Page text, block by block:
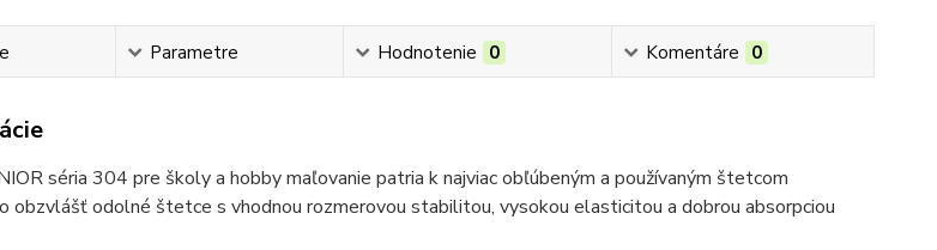
Parametre Hodnotenie 0 Komentáre 0
séria 304 pre školy a hobby maľovanie patria k najviac obľúbeným a používaným štetcom
obzvlášť odolné štetce s vhodnou rozmerovou stabilitou, vysokou elasticitou a dobrou absorpciou